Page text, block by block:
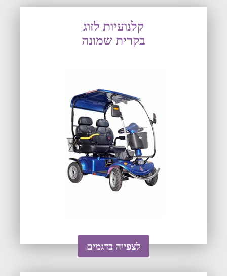
קלנועיות לזוג
בקרית שמונה
לצפייה בדגמים